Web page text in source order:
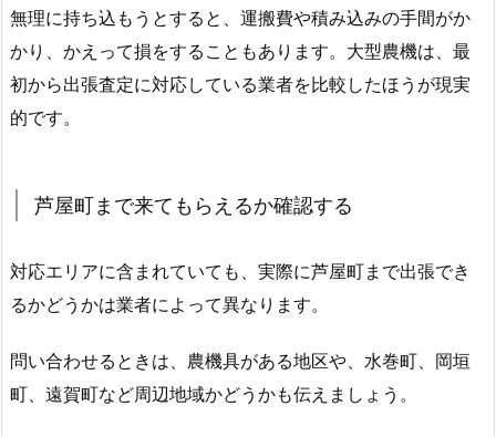
無理に持ち込もうとすると、運搬費や積み込みの手間がか
かり、かえって損をすることもあります。大型農機は、最
初から出張査定に対応している業者を比較したほうが現実
的です。
芦屋町まで来てもらえるか確認する
対応エリアに含まれていても、実際に芦屋町まで出張でき
るかどうかは業者によって異なります。
問い合わせるときは、農機具がある地区や、水巻町、岡垣
町、遠賀町など周辺地域かどうかも伝えましょう。